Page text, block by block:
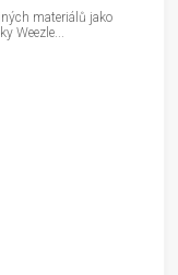
materiálů jako
Weezle...